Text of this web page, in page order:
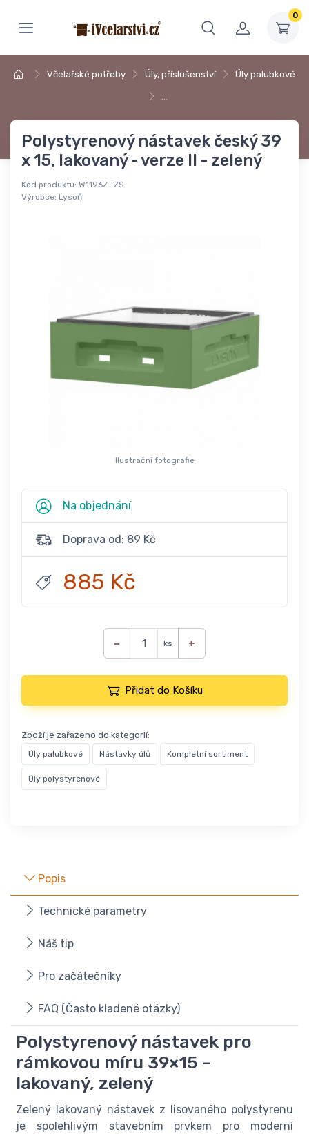
0
Včelařské potřeby Úly, příslušenství Úly palubkové
…
Polystyrenový nástavek český 39
x 15, lakovaný - verze II - zelený
Kód produktu: W1196Z_ZS
Výrobce: Lysoň
Ilustrační fotografie
Na objednání
Doprava od: 89 Kč
885 Kč
− ks +
Přidat do Košíku
Zboží je zařazeno do kategorií:
Úly palubkové Nástavky úlů Kompletní sortiment
Úly polystyrenové
Popis
Technické parametry
Náš tip
Pro začátečníky
FAQ (Často kladené otázky)
Polystyrenový nástavek pro
rámkovou míru 39×15 –
lakovaný, zelený
Zelený lakovaný nástavek z lisovaného polystyrenu
je spolehlivým stavebním prvkem pro moderní